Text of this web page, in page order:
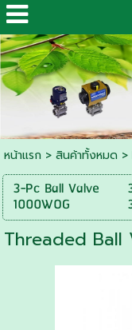
หน้าแรก > สินค้าทั้งหมด >
3-Pc Ball Valve
1000WOG
Threaded Ball